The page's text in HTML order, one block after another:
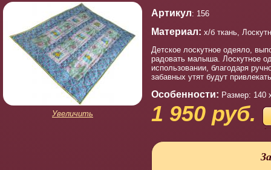
Увеличить
Артикул: 156
Материал: х/б ткань,
Детское лоскутное одеяло,
радовать малыша. Лоскутное
использовании, благодаря
забавных утят будут
Особенности: Размер: 140
1 950 руб.